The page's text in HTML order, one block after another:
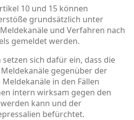
10 und 15 können
grundsätzlich unter
und Verfahren nach
gemeldet werden.
sich dafür ein, dass die
gegenüber der
in den Fällen
intern wirksam gegen den
kann und der
befürchtet.